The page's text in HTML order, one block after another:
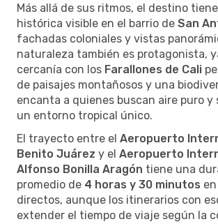
Más allá de sus ritmos, el destino
histórica visible en el barrio de San
fachadas coloniales y vistas
naturaleza también es protagonista,
cercanía con los Farallones de Cali
de paisajes montañosos y una
encanta a quienes buscan aire puro y
un entorno tropical único.
El trayecto entre el Aeropuerto
Benito Juárez y el Aeropuerto
Alfonso Bonilla Aragón tiene una
promedio de 4 horas y 30 minutos
directos, aunque los itinerarios con
extender el tiempo de viaje según la